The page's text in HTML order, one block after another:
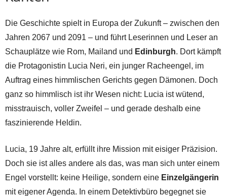
Die Geschichte spielt in Europa der Zukunft – zwischen den
Jahren 2067 und 2091 – und führt Leserinnen und Leser an
Schauplätze wie Rom, Mailand und Edinburgh. Dort kämpft
die Protagonistin Lucia Neri, ein junger Racheengel, im
Auftrag eines himmlischen Gerichts gegen Dämonen. Doch
ganz so himmlisch ist ihr Wesen nicht: Lucia ist wütend,
misstrauisch, voller Zweifel – und gerade deshalb eine
faszinierende Heldin.
Lucia, 19 Jahre alt, erfüllt ihre Mission mit eisiger Präzision.
Doch sie ist alles andere als das, was man sich unter einem
Engel vorstellt: keine Heilige, sondern eine Einzelgängerin
mit eigener Agenda. In einem Detektivbüro begegnet sie